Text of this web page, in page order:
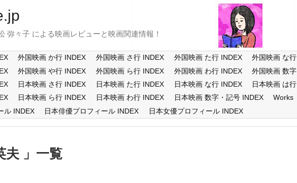
弥々子 による映画レビューと映画関連情報！
外国映画 か行 INDEX 外国映画 さ行 INDEX 外国映画 た行 INDEX 外国映画 な
外国映画 や行 INDEX 外国映画 ら行 INDEX 外国映画 わ行 INDEX 外国映画 数
日本映画 さ行 INDEX 日本映画 た行 INDEX 日本映画 な行 INDEX 日本映画 は
日本映画 ら行 INDEX 日本映画 わ行 INDEX 日本映画 数字・記号 INDEX Works
ル INDEX
日本俳優プロフィール INDEX 日本女優プロフィール INDEX
夫 一覧